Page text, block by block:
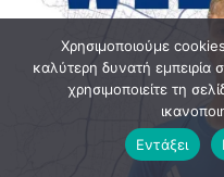
Χρησιμοποιούμε
καλύτερη δυνατή εμπειρία
χρησιμοποιείτε τη
Εντάξει